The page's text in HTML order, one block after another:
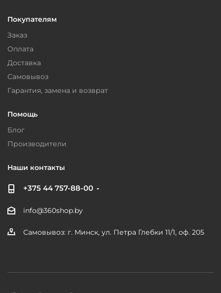
Покупателям
Заказ
Оплата
Доставка
Самовывоз
Гарантия, замена и возврат
Помощь
Блог
Производители
Наши контакты
+375 44 757-88-00
info@360shop.by
Самовывоз: г. Минск, ул. Петра Глебки 11/1, оф. 205